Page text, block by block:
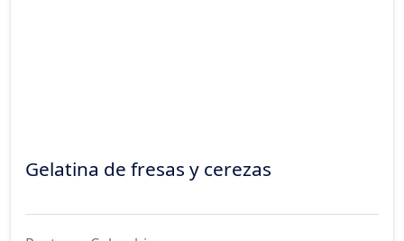
Gelatina de fresas y cerezas